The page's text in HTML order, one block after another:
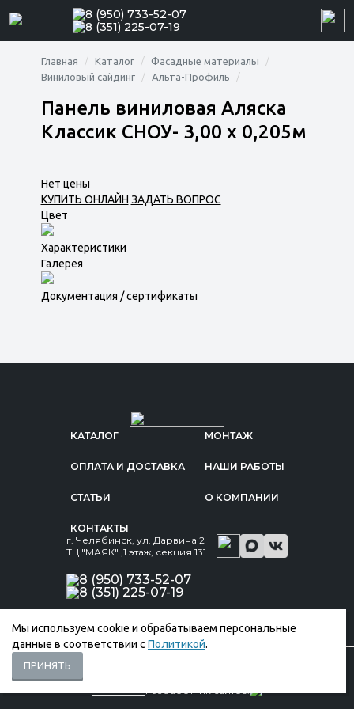
8 (950) 733-52-07
8 (351) 225-07-19
Главная Каталог
Фасадные материалы
Виниловый сайдинг
Альта-Профиль
Панель виниловая Аляска
Классик СНОУ- 3,00 х 0,205м
Нет цены
КУПИТЬ ОНЛАЙН ЗАДАТЬ ВОПРОС
Цвет
Характеристики
Галерея
Документация / сертификаты
КАТАЛОГ МОНТАЖ
ОПЛАТА И ДОСТАВКА НАШИ РАБОТЫ
СТАТЬИ О КОМПАНИИ
КОНТАКТЫ
г. Челябинск, ул. Дарвина 2
ТЦ "МАЯК" ,1 этаж, секция 131
8 (950) 733-52-07
8 (351) 225-07-19
Политика обработки персональных данных
Мы используем cookie и обрабатываем персональные
данные в соответствии с Политикой.
ПРИНЯТЬ